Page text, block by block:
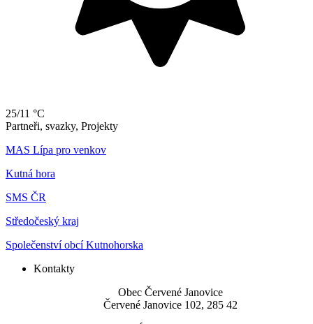
25/11 °C
Partneři, svazky, Projekty
MAS Lípa pro venkov
Kutná hora
SMS ČR
Středočeský kraj
Společenství obcí Kutnohorska
Kontakty
Obec Červené Janovice
Červené Janovice 102, 285 42